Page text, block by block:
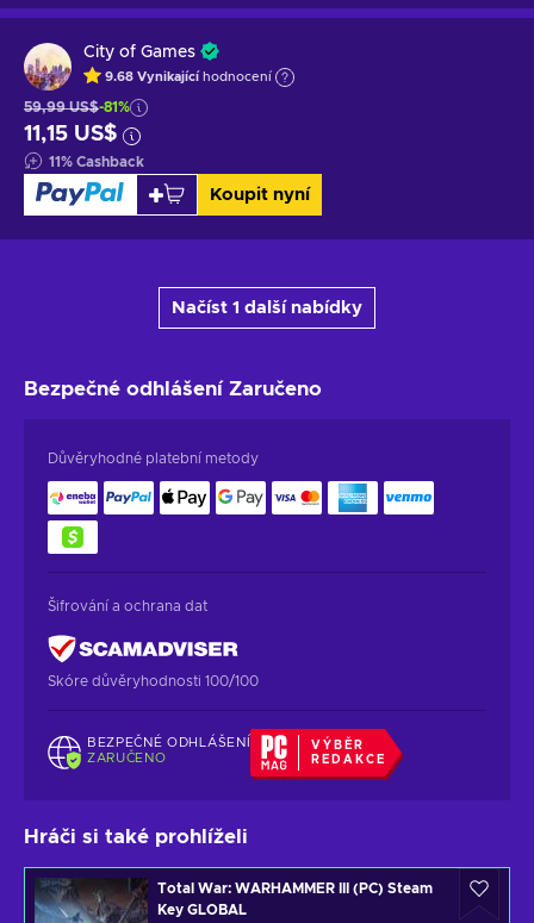
City of Games
9.68 Vynikající hodnocení
59,99 US$-81%
11,15 US$
11% Cashback
Koupit nyní
Načíst 1 další nabídky
Bezpečné odhlášení Zaručeno
Důvěryhodné platební metody
Šifrování a ochrana dat
Skóre důvěryhodnosti 100/100
BEZPEČNÉ ODHLÁŠENÍ
ZARUČENO
VÝBĚR
REDAKCE
Hráči si také prohlíželi
Total War: WARHAMMER III (PC) Steam
Key GLOBAL